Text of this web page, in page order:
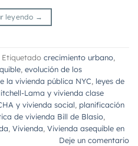
leyendo →
Etiquetado crecimiento urbano,
, evolución de los
la vivienda pública NYC, leyes de
Lama y vivienda clase
y vivienda social, planificación
de vivienda Bill de Blasio,
, Vivienda, Vivienda asequible en
Deje un comentario